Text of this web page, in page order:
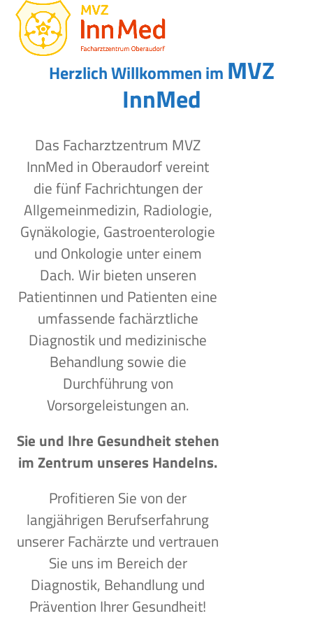
Skip
content
Open
mobile
menu
Close
mobile
menu
Herzlich Willkommen im MVZ
InnMed
Das Facharztzentrum MVZ
InnMed in Oberaudorf vereint
die fünf Fachrichtungen der
Allgemeinmedizin, Radiologie,
Gynäkologie, Gastroenterologie
und Onkologie unter einem
Dach. Wir bieten unseren
Patientinnen und Patienten eine
umfassende fachärztliche
Diagnostik und medizinische
Behandlung sowie die
Durchführung von
Vorsorgeleistungen an.
Sie und Ihre Gesundheit stehen
im Zentrum unseres Handelns.
Profitieren Sie von der
langjährigen Berufserfahrung
unserer Fachärzte und vertrauen
Sie uns im Bereich der
Diagnostik, Behandlung und
Prävention Ihrer Gesundheit!